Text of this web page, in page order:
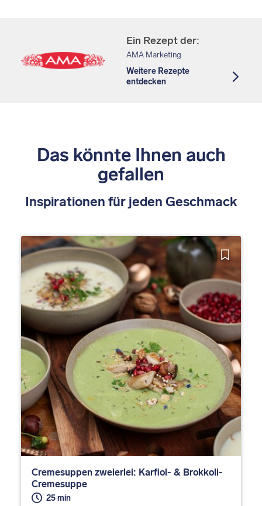
Ein Rezept der:
AMA Marketing
Weitere Rezepte
entdecken
Das könnte Ihnen auch
gefallen
Inspirationen für jeden Geschmack
Cremesuppen zweierlei: Karfiol- & Brokkoli-
Cremesuppe
25 min